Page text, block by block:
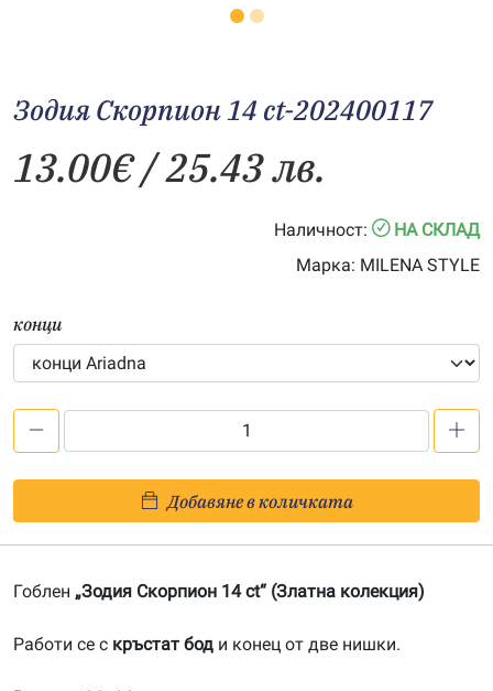
Зодия Скорпион 14 ct-202400117
13.00€/ 25.43 лв.
Наличност:
НА СКЛАД
Марка: MILENA STYLE
конци
Скорпион
14
202400117
Добавяне в количката
Гоблен „Зодия Скорпион 14 ct“ (Златна колекция)
Работи се с кръстат бод и конец от две нишки.